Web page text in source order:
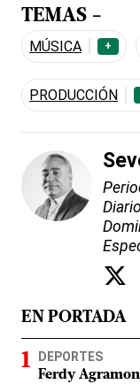
TEMAS -
MÚSICA +
PRODUCCIÓN
EN PORTADA
DEPORTES
Ferdy